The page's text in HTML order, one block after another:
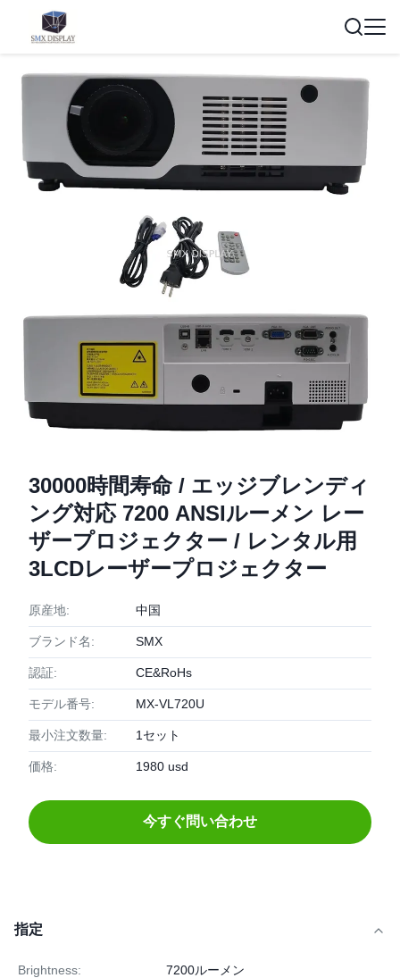
30000時間寿命 / エッジブレンディ
ング対応 7200 ANSIルーメン レー
ザープロジェクター / レンタル用
3LCDレーザープロジェクター
原産地: 中国
ブランド名: SMX
認証: CE&RoHs
モデル番号: MX-VL720U
最小注文数量: 1セット
価格: 1980 usd
今すぐ問い合わせ
指定
Brightness: 7200ルーメン